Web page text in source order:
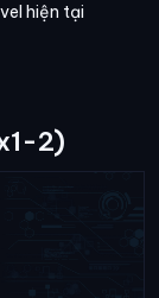
hiện tại
2)